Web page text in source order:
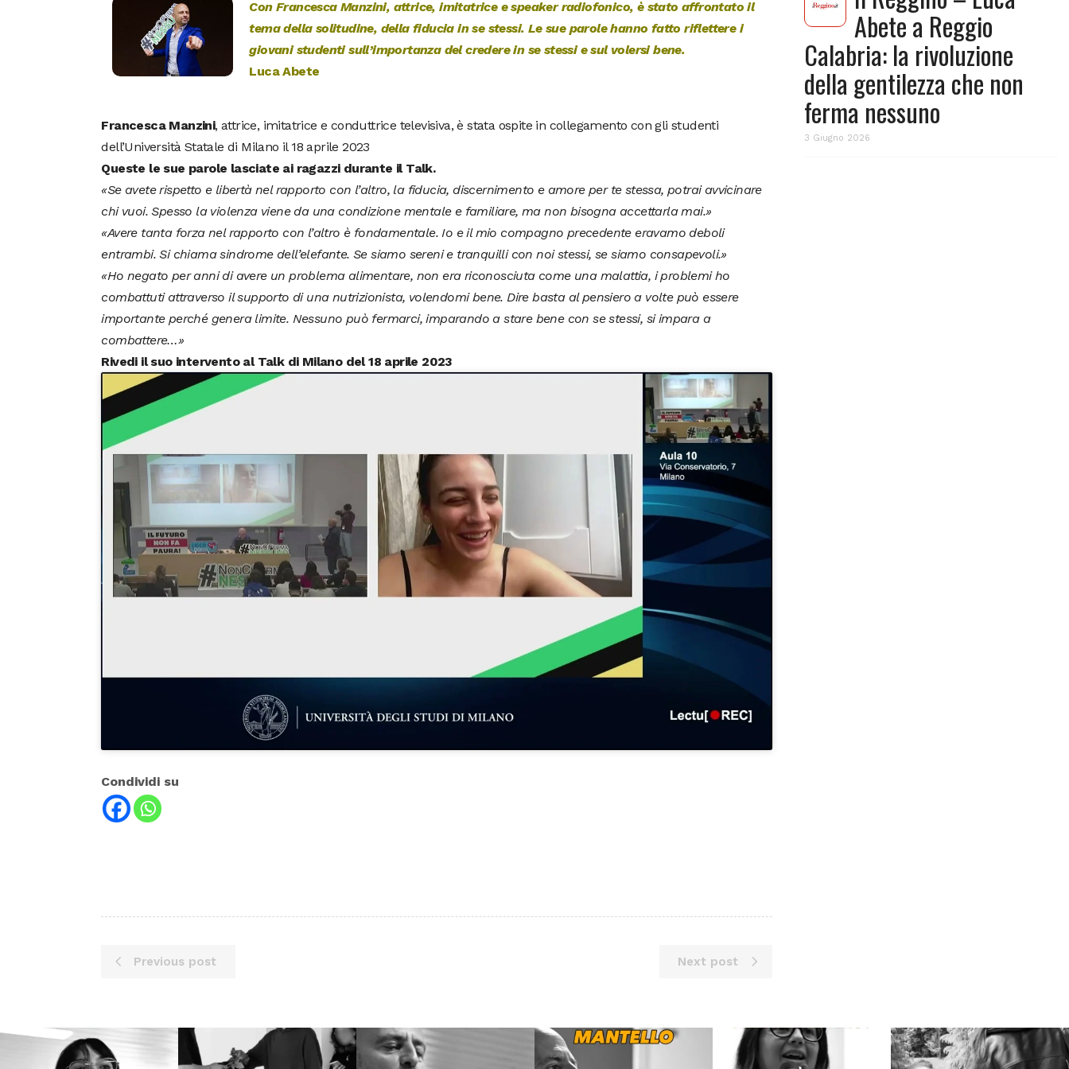
Con Francesca Manzini, attrice, imitatrice e speaker radiofonico, è stato affrontato il
tema della solitudine, della fiducia in se stessi. Le sue parole hanno fatto riflettere i
giovani studenti sull’importanza del credere in se stessi e sul volersi bene.
Luca Abete
Francesca Manzini, attrice, imitatrice e conduttrice televisiva, è stata ospite in collegamento con gli studenti
dell’Università Statale di Milano il 18 aprile 2023
Queste le sue parole lasciate ai ragazzi durante il Talk.
«Se avete rispetto e libertà nel rapporto con l’altro, la fiducia, discernimento e amore per te stessa, potrai avvicinare
chi vuoi. Spesso la violenza viene da una condizione mentale e familiare, ma non bisogna accettarla mai.»
«Avere tanta forza nel rapporto con l’altro è fondamentale. Io e il mio compagno precedente eravamo deboli
entrambi. Si chiama sindrome dell’elefante. Se siamo sereni e tranquilli con noi stessi, se siamo consapevoli.»
«Ho negato per anni di avere un problema alimentare, non era riconosciuta come una malattia, i problemi ho
combattuti attraverso il supporto di una nutrizionista, volendomi bene. Dire basta al pensiero a volte può essere
importante perché genera limite. Nessuno può fermarci, imparando a stare bene con se stessi, si impara a
combattere…»
Rivedi il suo intervento al Talk di Milano del 18 aprile 2023
Condividi su
Previous post Next post
Abete a Reggio
Calabria: la rivoluzione
della gentilezza che non
ferma nessuno
3 Giugno 2026
Lug 16
53 1
Lug 13
199
Giu 21 Giu 18
871 33
Giu 16
6963 381